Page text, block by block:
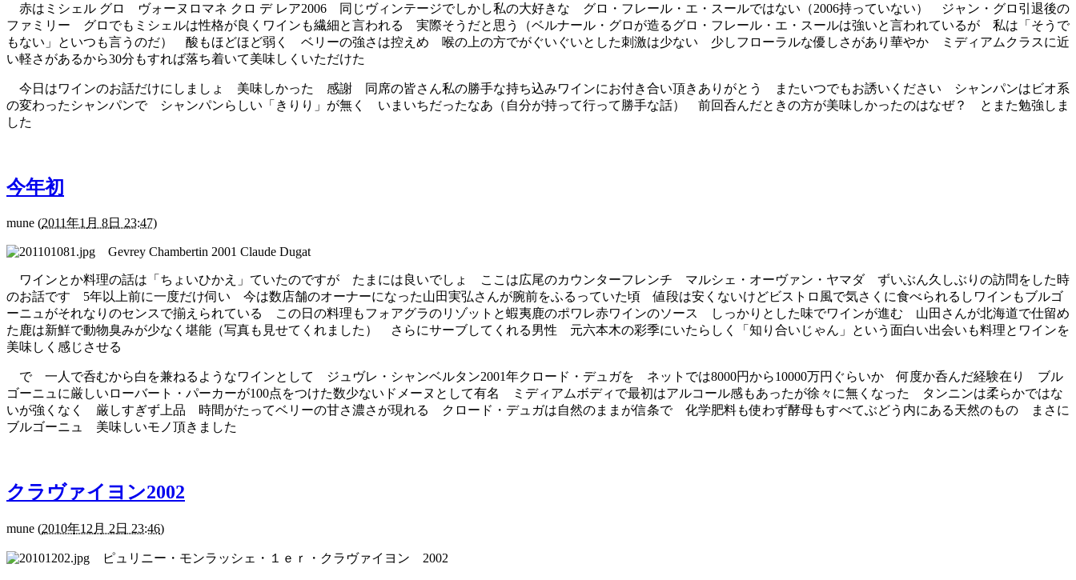
赤はミシェル グロ ヴォーヌロマネ クロ デ レア2006 同じヴィンテージでしかし私の大好きな グロ・フレール・エ・スールではない（2006持っていない） ジャン・グロ引退後の
ファミリー グロでもミシェルは性格が良くワインも繊細と言われる 実際そうだと思う（ベルナール・グロが造るグロ・フレール・エ・スールは強いと言われているが 私は「そうで
もない」といつも言うのだ） 酸もほどほど弱く ベリーの強さは控えめ 喉の上の方でがぐいぐいとした刺激は少ない 少しフローラルな優しさがあり華やか ミディアムクラスに近
い軽さがあるから30分もすれば落ち着いて美味しくいただけた
今日はワインのお話だけにしましょ 美味しかった 感謝 同席の皆さん私の勝手な持ち込みワインにお付き合い頂きありがとう またいつでもお誘いください シャンパンはビオ系
の変わったシャンパンで シャンパンらしい「きりり」が無く いまいちだったなあ（自分が持って行って勝手な話） 前回呑んだときの方が美味しかったのはなぜ？ とまた勉強しま
した
今年初
mune (2011年1月 8日 23:47)
Gevrey Chambertin 2001 Claude Dugat
ワインとか料理の話は「ちょいひかえ」ていたのですが たまには良いでしょ ここは広尾のカウンターフレンチ マルシェ・オーヴァン・ヤマダ ずいぶん久しぶりの訪問をした時
のお話です 5年以上前に一度だけ伺い 今は数店舗のオーナーになった山田実弘さんが腕前をふるっていた頃 値段は安くないけどビストロ風で気さくに食べられるしワインもブルゴ
ーニュがそれなりのセンスで揃えられている この日の料理もフォアグラのリゾットと蝦夷鹿のポワレ赤ワインのソース しっかりとした味でワインが進む 山田さんが北海道で仕留め
た鹿は新鮮で動物臭みが少なく堪能（写真も見せてくれました） さらにサーブしてくれる男性 元六本木の彩季にいたらしく「知り合いじゃん」という面白い出会いも料理とワインを
美味しく感じさせる
で 一人で呑むから白を兼ねるようなワインとして ジュヴレ・シャンベルタン2001年クロード・デュガを ネットでは8000円から10000万円ぐらいか 何度か呑んだ経験在り ブル
ゴーニュに厳しいローバート・パーカーが100点をつけた数少ないドメーヌとして有名 ミディアムボディで最初はアルコール感もあったが徐々に無くなった タンニンは柔らかではな
いが強くなく 厳しすぎず上品 時間がたってベリーの甘さ濃さが現れる クロード・デュガは自然のままが信条で 化学肥料も使わず酵母もすべてぶどう内にある天然のもの まさに
ブルゴーニュ 美味しいモノ頂きました
クラヴァイヨン2002
mune (2010年12月 2日 23:46)
ピュリニー・モンラッシェ・１ｅｒ・クラヴァイヨン 2002